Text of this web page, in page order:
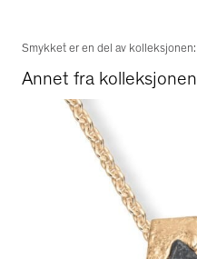
Smykket er en del av kolleksjonen:
Annet fra kolleksjonen